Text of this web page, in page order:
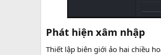
Phát hiện xâm nhập​
Thiết lập biên giới ảo hai chiều